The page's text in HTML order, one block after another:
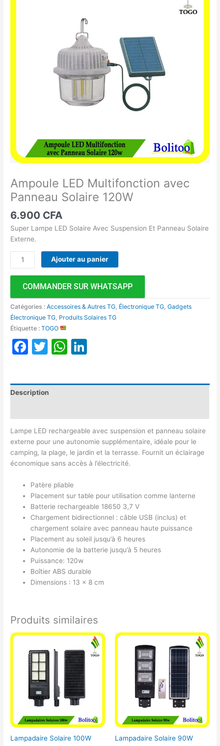
Ampoule LED Multifonction avec
Panneau Solaire 120W
6.900 CFA
Super Lampe LED Solaire Avec Suspension Et Panneau Solaire
Externe.
Ajouter au panier
COMMANDER SUR WHATSAPP
Catégories :Accessoires & Autres TG Électronique TG ,Gadgets
Électronique TG Produits Solaires TG
Étiquette :TOGO
Facebook
TwitterWhatsApp
Description
Lampe LED rechargeable avec suspension et panneau solaire
externe pour une autonomie supplémentaire, idéale pour le
camping, la plage, le jardin et la terrasse. Fournit un éclairage
économique sans accès à l’électricité.
Patère pliable
Placement sur table pour utilisation comme lanterne
Batterie rechargeable 18650 3,7 V
Chargement bidirectionnel : câble USB (inclus) et
chargement solaire avec panneau haute puissance
Placement au soleil jusqu’à 6 heures
Autonomie de la batterie jusqu’à 5 heures
Puissance: 120w
Boîtier ABS durable
Dimensions : 13 x 8 cm
Produits similaires
Lampadaire Solaire 100W Lampadaire Solaire 90W